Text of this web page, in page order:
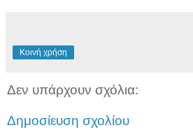
Κοινή χρήση
Δεν υπάρχουν σχόλια:
Δημοσίευση σχολίου